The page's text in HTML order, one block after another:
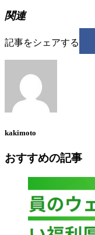
関連
記事をシェアする
kakimoto
おすすめの記事